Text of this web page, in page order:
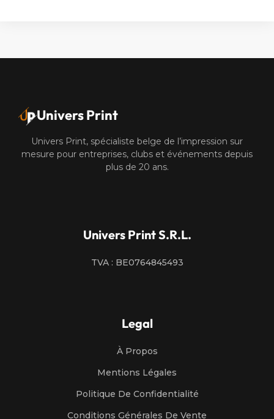
Univers Print
Univers Print, spécialiste belge de l’impression sur
mesure pour entreprises, clubs et événements depuis
plus de 20 ans.
Univers Print S.R.L.
TVA : BE0764845493
Legal
À Propos
Mentions Légales
Politique De Confidentialité
Conditions Générales De Vente